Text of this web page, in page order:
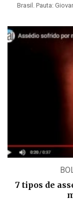
Brasil. Pauta:
7 tipos de